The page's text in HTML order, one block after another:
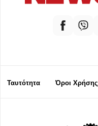
Ταυτότητα Όροι Χρήσης